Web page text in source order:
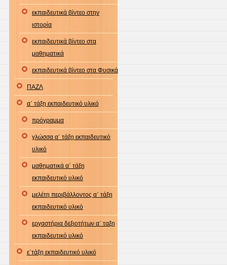
εκπαιδευτικά βίντεο στην
ιστορία
εκπαιδευτικά βίντεο στα
μαθηματικά
εκπαιδευτικά βίντεο στα Φυσικά
ΠΑΖΛ
α΄ τάξη εκπαιδευτικό υλικό
πρόγραμμα
γλώσσα α΄ τάξη εκπαιδευτικό
υλικό
μαθηματικά α΄ τάξη
εκπαιδευτικό υλικό
μελέτη περιβάλλοντος α΄ τάξη
εκπαιδευτικό υλικό
εργαστήρια δεξιοτήτων α΄ ταξη
εκπαιδευτικό υλικό
ε΄τάξη εκπαιδευτικό υλικό